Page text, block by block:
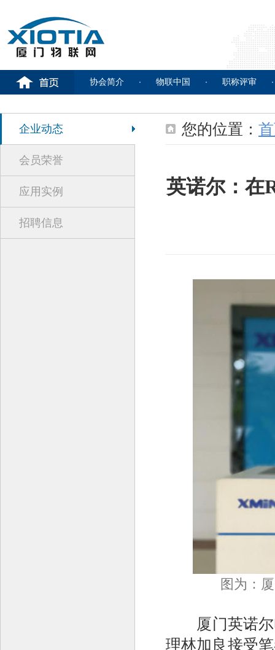
协会简介 物联中国 职称评审
企业动态
会员荣誉
应用实例
招聘信息
您的位置：
英诺尔：在
图为：
厦门英诺尔
理林加良接受